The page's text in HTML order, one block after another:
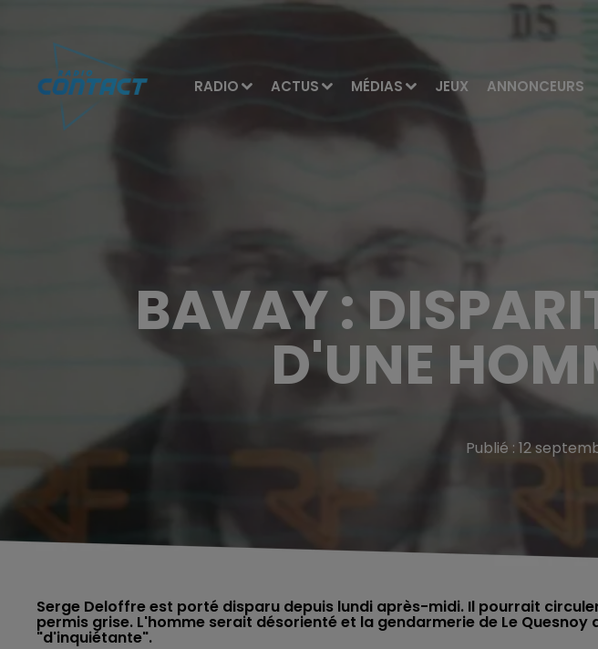
RADIO ACTUS MÉDIAS JEUX ANNONCEURS
BAVAY :
D'UNE
Publié : 12
Serge Deloffre est porté disparu depuis lundi après-midi. Il pourrait
permis grise. L'homme serait désorienté et la gendarmerie de Le
"d'inquiétante".